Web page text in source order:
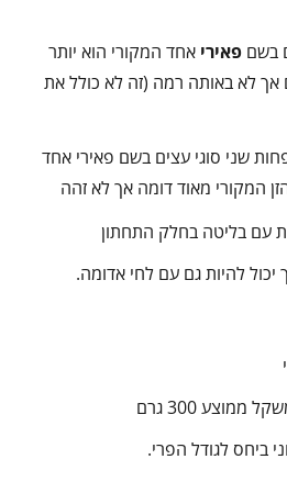
בשםפאיריאחד המקורי הוא יותר
אך לא באותה רמה (זה לא כולל את
שני סוגי עצים בשם פאירי אחד
המקורי מאוד דומה אך לא זהה
עם בליטה בחלק התחתון
יכול להיות גם עם לחי אדומה.
ביחס לגודל הפרי.